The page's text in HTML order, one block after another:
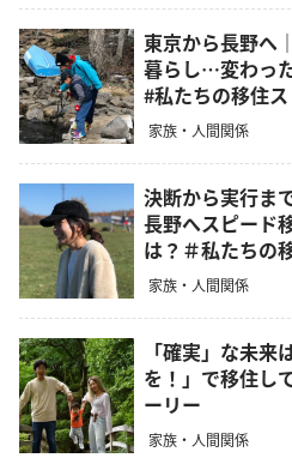
東京から長野へ
暮らし…変わっ
#私たちの移住
家族・人間関係
決断から実行ま
長野へスピード
は？＃私たちの
家族・人間関係
「確実」な未
を！」で移住し
ーリー
家族・人間関係